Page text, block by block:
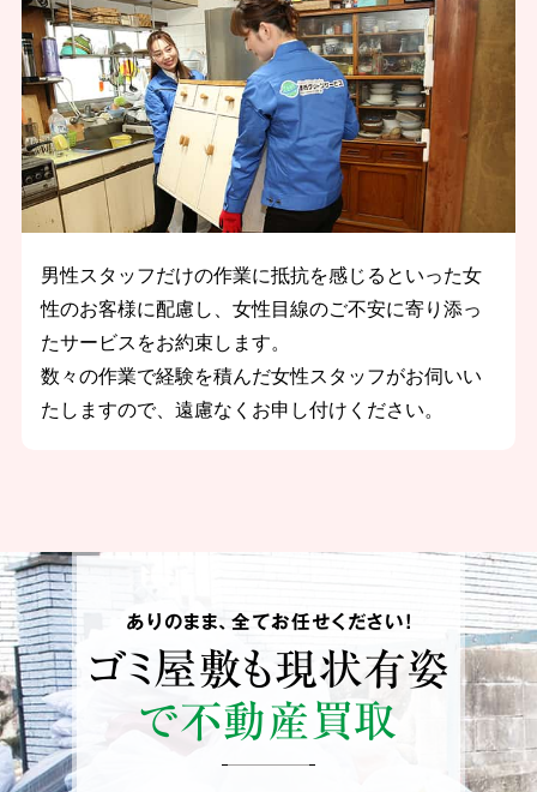
男性スタッフだけの作業に抵抗を感じるといった女
性のお客様に配慮し、女性目線のご不安に寄り添っ
たサービスをお約束します。
数々の作業で経験を積んだ女性スタッフがお伺いい
たしますので、遠慮なくお申し付けください。
ありのまま、全てお任せください！
ゴミ屋敷も現状有姿
で不動産買取